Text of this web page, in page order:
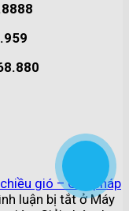
gió – Giải pháp
luận bị tắtở Máy